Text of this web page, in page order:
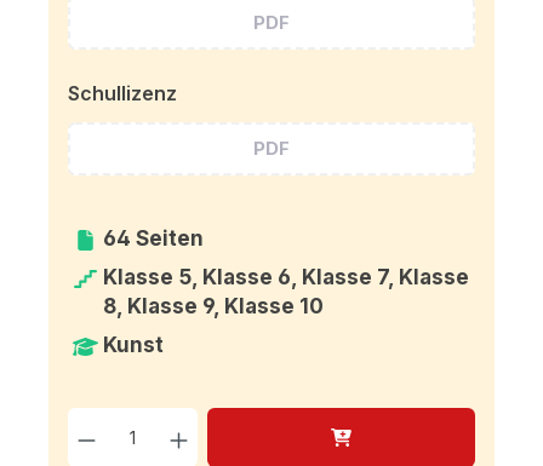
PDF
Schullizenz
PDF
64 Seiten
Klasse 5, Klasse 6, Klasse 7, Klasse
8, Klasse 9, Klasse 10
Kunst
Produkt Anzahl: Gib den